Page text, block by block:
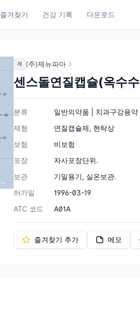
즐겨찾기 건강 기록 다운로드
제 (주)제뉴파마
센스돌연질캡슐(옥수
분류
일반의약품 | 치과구강용
제형
연질캡슐제, 현탁상
보험
비보험
포장
자사포장단위.
보관
기밀용기, 실온보관.
허가일
1996-03-19
ATC 코드
A01A
즐겨찾기 추가 메모